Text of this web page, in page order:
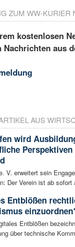
ZUM WW-KURIER
kostenlosen
Nachrichten aus
AUS
wird
Perspektiven
V. erweitert sein
Der Verein ist ab sofort
Entblößen
Entblößen
über technische